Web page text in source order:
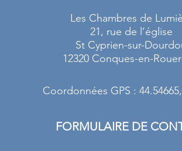
Les Chambres de
21, rue de l’église
St Cyprien-sur-
12320 Conques-en-
Coordonnées GPS :
FORMULAIRE DE